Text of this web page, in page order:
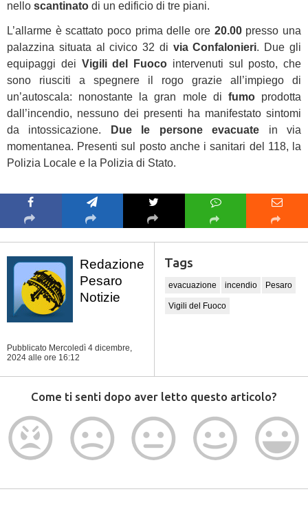
nello scantinato di un edificio di tre piani.
L’allarme è scattato poco prima delle ore 20.00presso una
palazzina situata al civico 32 di via Confalonieri. Due gli
equipaggi dei Vigili del Fuoco intervenuti sul posto, che
sono riusciti a spegnere il rogo grazie all’impiego di
un’autoscala: nonostante la gran mole di fumoprodotta
dall’incendio, nessuno dei presenti ha manifestato sintomi
da intossicazione.
Due le persone evacuate in via
momentanea. Presenti sul posto anche i sanitari del 118, la
Polizia Locale e la Polizia di Stato.
Redazione
Pesaro
Notizie
Pubblicato Mercoledì 4 dicembre,
2024 alle ore 16:12
Tags
evacuazione incendio Pesaro
Vigili del Fuoco
Come ti senti dopo aver letto questo articolo?